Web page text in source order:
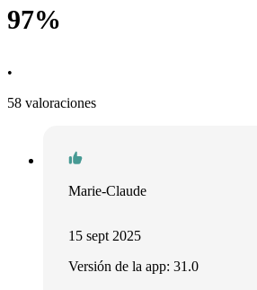
97%
•
58 valoraciones
Marie-Claude
15 sept 2025
Versión de la app: 31.0